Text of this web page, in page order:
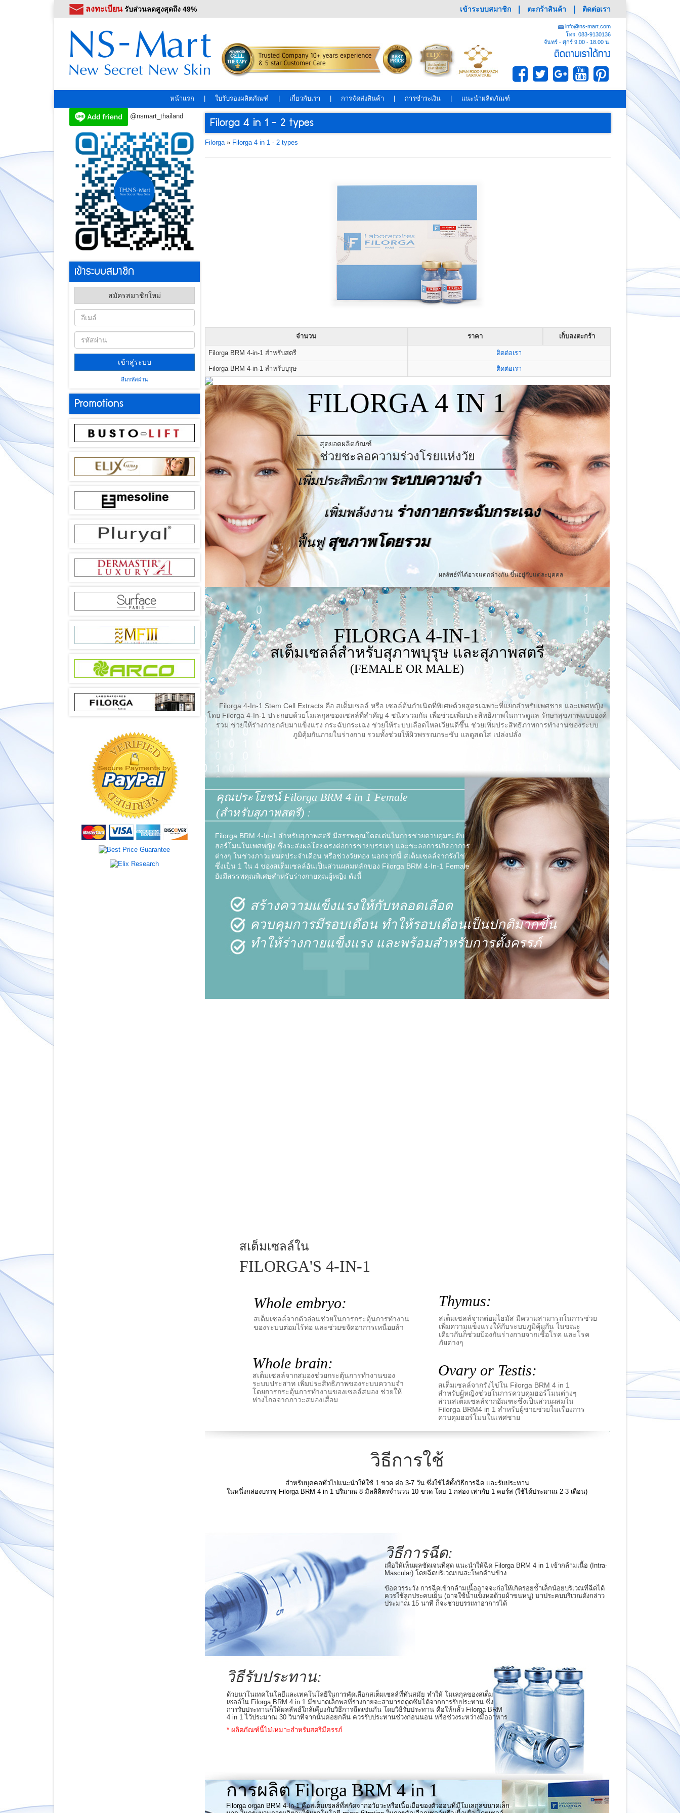
ลงทะเบียนรับส่วนลดสูงสุดถึง 49% เข้าระบบสมาชิก ตะกร้าสินค้า ติดต่อเรา
info@ns-mart.com
โทร. 083-9130136
จันทร์ - ศุกร์ 9.00 - 18.00 น.
ติดตามเราได้ทาง
หน้าแรก ใบรับรองผลิตภัณฑ์ เกี่ยวกับเรา การจัดส่งสินค้า การชำระเงิน แนะนำผลิตภัณฑ์
@nsmart_thailand
เข้าระบบสมาชิก
สมัครสมาชิกใหม่
เข้าสู่ระบบ
ลืมรหัสผ่าน
Promotions
Filorga 4 in 1 - 2 types
Filorga» Filorga 4 in 1 - 2 types
จำนวน ราคา เก็บลงตะกร้า
Filorga BRM 4-in-1 สำหรับสตรี ติดต่อเรา
Filorga BRM 4-in-1 สำหรับบุรุษ ติดต่อเรา
FILORGA 4 IN 1
สุดยอดผลิตภัณฑ์
ช่วยชะลอความร่วงโรยแห่งวัย
เพิ่มประสิทธิภาพระบบความจำ
เพิ่มพลังงาน ร่างกายกระฉับกระเฉง
ฟื้นฟู สุขภาพโดยรวม
ผลลัพธ์ที่ได้อาจแตกต่างกัน ขึ้นอยู่กับแต่ละบุคคล
FILORGA 4-IN-1
สเต็มเซลล์สำหรับสุภาพบุรุษ และสุภาพสตรี
(FEMALE OR MALE)
Filorga 4-In-1 Stem Cell Extracts คือ สเต็มเซลล์ หรือ เซลล์ต้นกำเนิดที่พิเศษด้วยสูตรเฉพาะที่แยกสำหรับเพศชาย และเพศหญิง
โดย Filorga 4-In-1 ประกอบด้วยโมเลกุลของเซลล์ที่สำคัญ 4 ชนิดรวมกัน เพื่อช่วยเพิ่มประสิทธิภาพในการดูแล รักษาสุขภาพแบบองค์
รวม ช่วยให้ร่างกายกลับมาแข็งแรง กระฉับกระเฉง ช่วยให้ระบบเลือดไหลเวียนดีขึ้น ช่วยเพิ่มประสิทธิภาพการทำงานของระบบ
ภูมิคุ้มกันภายในร่างกาย รวมทั้งช่วยให้ผิวพรรณกระชับ แลดูสดใส เปล่งปลั่ง
คุณประโยชน์ Filorga BRM 4 in 1 Female
(สำหรับสุภาพสตรี) :
Filorga BRM 4-In-1 สำหรับสุภาพสตรี มีสรรพคุณโดดเด่นในการช่วยควบคุมระดับ
ฮอร์โมนในเพศหญิง ซึ่งจะส่งผลโดยตรงต่อการช่วยบรรเทา และชะลอการเกิดอาการ
ต่างๆ ในช่วงภาวะหมดประจำเดือน หรือช่วงวัยทอง นอกจากนี้ สเต็มเซลล์จากรังไข่
ซึ่งเป็น 1 ใน 4 ของสเต็มเซลล์อันเป็นส่วนผสมหลักของ Filorga BRM 4-In-1 Female
ยังมีสรรพคุณพิเศษสำหรับร่างกายคุณผู้หญิง ดังนี้
สร้างความแข็งแรงให้กับหลอดเลือด
ควบคุมการมีรอบเดือน ทำให้รอบเดือนเป็นปกติมากขึ้น
ทำให้ร่างกายแข็งแรง และพร้อมสำหรับการตั้งครรภ์
สเต็มเซลล์ใน
FILORGA'S 4-IN-1
Whole embryo:
สเต็มเซลล์จากตัวอ่อนช่วยในการกระตุ้นการทำงาน
ของระบบต่อมไร้ท่อ และช่วยขจัดอาการเหนื่อยล้า
Thymus:
สเต็มเซลล์จากต่อมไธมัส มีความสามารถในการช่วย
เพิ่มความแข็งแรงให้กับระบบภูมิคุ้มกัน ในขณะ
เดียวกันก็ช่วยป้องกันร่างกายจากเชื้อโรค และโรค
ภัยต่างๆ
Whole brain:
สเต็มเซลล์จากสมองช่วยกระตุ้นการทำงานของ
ระบบประสาท เพิ่มประสิทธิภาพของระบบความจำ
โดยการกระตุ้นการทำงานของเซลล์สมอง ช่วยให้
ห่างไกลจากภาวะสมองเสื่อม
Ovary or Testis:
สเต็มเซลล์จากรังไข่ใน Filorga BRM 4 in 1
สำหรับผู้หญิงช่วยในการควบคุมฮอร์โมนต่างๆ
ส่วนสเต็มเซลล์จากอัณฑะซึ่งเป็นส่วนผสมใน
Filorga BRM4 in 1 สำหรับผู้ชายช่วยในเรื่องการ
ควบคุมฮอร์โมนในเพศชาย
วิธีการใช้
สำหรับบุคคลทั่วไปแนะนำให้ใช้ 1 ขวด ต่อ 3-7 วัน ซึ่งใช้ได้ทั้งวิธีการฉีด และรับประทาน
ในหนึ่งกล่องบรรจุ Filorga BRM 4 in 1 ปริมาณ 8 มิลลิลิตรจำนวน 10 ขวด โดย 1 กล่อง เท่ากับ 1 คอร์ส (ใช้ได้ประมาณ 2-3 เดือน)
วิธีการฉีด:
เพื่อให้เห็นผลชัดเจนที่สุด แนะนำให้ฉีด Filorga BRM 4 in 1 เข้ากล้ามเนื้อ (Intra-
Mascular) โดยฉีดบริเวณบนสะโพกด้านข้าง
ข้อควรระวัง การฉีดเข้ากล้ามเนื้ออาจจะก่อให้เกิดรอยช้ำเล็กน้อยบริเวณที่ฉีดได้
ควรใช้ลูกประคบเย็น (อาจใช้น้ำแข็งห่อด้วยผ้าขนหนู) มาประคบบริเวณดังกล่าว
ประมาณ 15 นาที ก็จะช่วยบรรเทาอาการได้
วิธีรับประทาน:
ด้วยนาโนเทคโนโลยีและเทคโนโลยีในการคัดเลือกสเต็มเซลล์ที่ทันสมัย ทำให้ โมเลกุลของสเต็ม
เซลล์ใน Filorga BRM 4 in 1 มีขนาดเล็กพอที่ร่างกายจะสามารถดูดซึมได้จากการรับประทาน ซึ่ง
การรับประทานก็ให้ผลลัพธ์ใกล้เคียงกับวิธีการฉีดเช่นกัน โดยวิธีรับประทาน คือให้กลั้ว Filorga BRM
4 in 1 ไว้ประมาณ 30 วินาทีจากนั้นค่อยกลืน ควรรับประทานช่วงก่อนนอน หรือช่วงระหว่างมื้ออาหาร
* ผลิตภัณฑ์นี้ไม่เหมาะสำหรับสตรีมีครรภ์
การผลิต Filorga BRM 4 in 1
Filorga organ BRM 4-In-1 คือสเต็มเซลล์ที่สกัดจากอวัยวะหรือเนื้อเยื่อของตัวอ่อนที่มีโมเลกุลขนาดเล็ก